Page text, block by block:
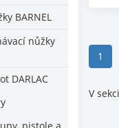
BARNEL
nůžky
DARLAC
1
V sekci